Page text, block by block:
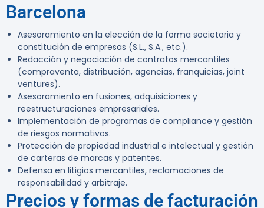
Barcelona
Asesoramiento en la elección de la forma societaria y
constitución de empresas (S.L., S.A., etc.).
Redacción y negociación de contratos mercantiles
(compraventa, distribución, agencias, franquicias, joint
ventures).
Asesoramiento en fusiones, adquisiciones y
reestructuraciones empresariales.
Implementación de programas de compliance y gestión
de riesgos normativos.
Protección de propiedad industrial e intelectual y gestión
de carteras de marcas y patentes.
Defensa en litigios mercantiles, reclamaciones de
responsabilidad y arbitraje.
Precios y formas de facturación